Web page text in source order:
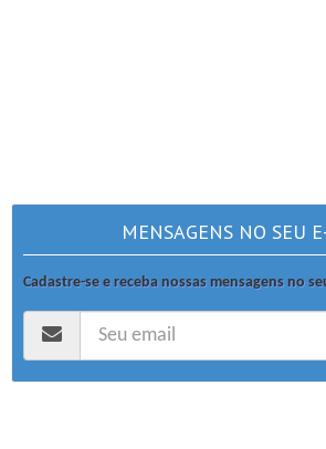
MENSAGENS NO SEU
Cadastre-se e receba nossas mensagens no